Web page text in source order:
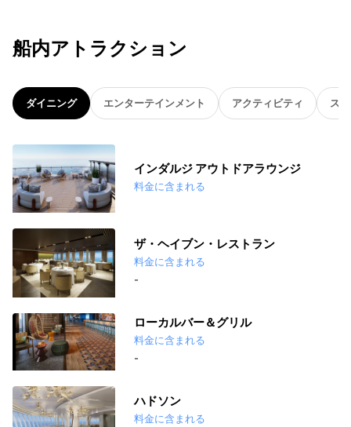
船内アトラクション
ダイニング エンターテインメント アクティビティ ス
インダルジ アウトドアラウンジ
料金に含まれる
ザ・ヘイブン・レストラン
料金に含まれる
-
ローカルバー＆グリル
料金に含まれる
-
ハドソン
料金に含まれる